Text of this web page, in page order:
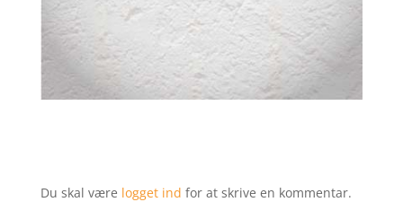
Du skal være logget ind for at skrive en kommentar.